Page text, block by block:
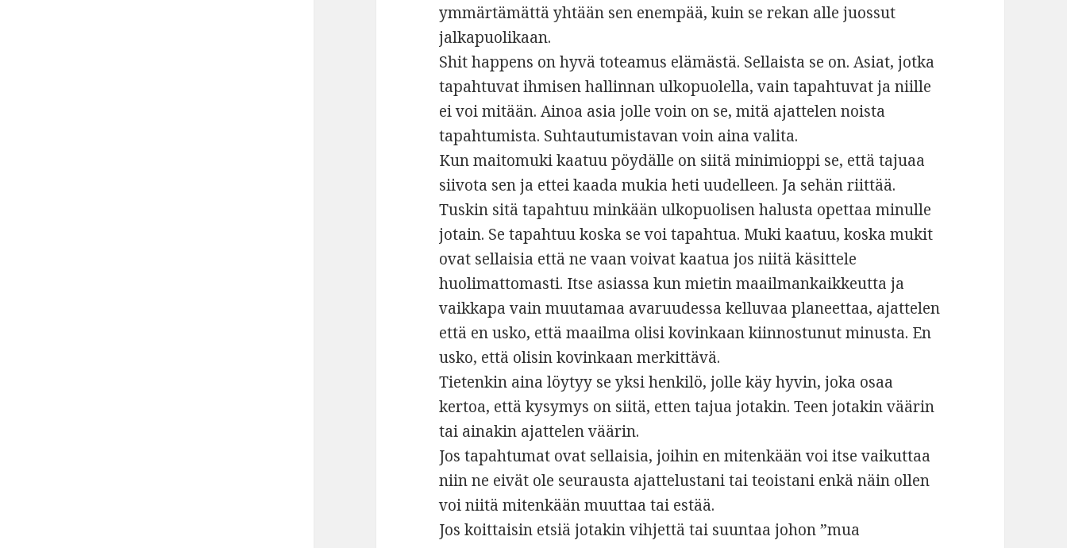
ymmärtämättä yhtään sen enempää, kuin se rekan alle juossut
jalkapuolikaan.
Shit happens on hyvä toteamus elämästä. Sellaista se on. Asiat, jotka
tapahtuvat ihmisen hallinnan ulkopuolella, vain tapahtuvat ja niille
ei voi mitään. Ainoa asia jolle voin on se, mitä ajattelen noista
tapahtumista. Suhtautumistavan voin aina valita.
Kun maitomuki kaatuu pöydälle on siitä minimioppi se, että tajuaa
siivota sen ja ettei kaada mukia heti uudelleen. Ja sehän riittää.
Tuskin sitä tapahtuu minkään ulkopuolisen halusta opettaa minulle
jotain. Se tapahtuu koska se voi tapahtua. Muki kaatuu, koska mukit
ovat sellaisia että ne vaan voivat kaatua jos niitä käsittele
huolimattomasti. Itse asiassa kun mietin maailmankaikkeutta ja
vaikkapa vain muutamaa avaruudessa kelluvaa planeettaa, ajattelen
että en usko, että maailma olisi kovinkaan kiinnostunut minusta. En
usko, että olisin kovinkaan merkittävä.
Tietenkin aina löytyy se yksi henkilö, jolle käy hyvin, joka osaa
kertoa, että kysymys on siitä, etten tajua jotakin. Teen jotakin väärin
tai ainakin ajattelen väärin.
Jos tapahtumat ovat sellaisia, joihin en mitenkään voi itse vaikuttaa
niin ne eivät ole seurausta ajattelustani tai teoistani enkä näin ollen
voi niitä mitenkään muuttaa tai estää.
Jos koittaisin etsiä jotakin vihjettä tai suuntaa johon ”mua